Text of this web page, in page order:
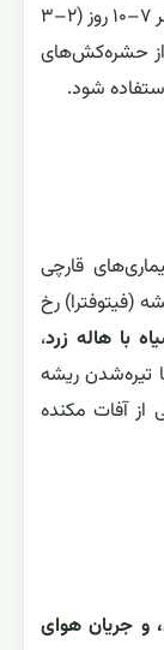
با تکرار هر ۷–۱۰ روز (۲–۳
از حشره‌کش‌های
شود.
قارچی
(فیتوفترا) رخ
با هاله زرد،
تیره‌شدن ریشه
از آفات مکنده
و جریان هوای